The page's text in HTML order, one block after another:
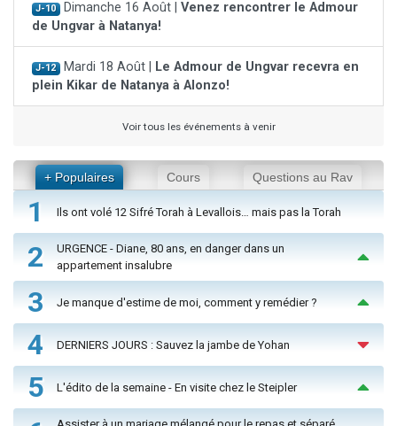
J-10 Dimanche 16 Août | Venez rencontrer le Admour
de Ungvar à Natanya!
J-12 Mardi 18 Août |
Le Admour de Ungvar recevra en
plein Kikar de Natanya à Alonzo!
Voir tous les événements à venir
+ Populaires Cours Questions au Rav
1 Ils ont volé 12 Sifré Torah à Levallois… mais pas la Torah
2
URGENCE - Diane, 80 ans, en danger dans un
appartement insalubre
3 Je manque d'estime de moi, comment y remédier ?
4 DERNIERS JOURS : Sauvez la jambe de Yohan
5 L'édito de la semaine - En visite chez le Steipler